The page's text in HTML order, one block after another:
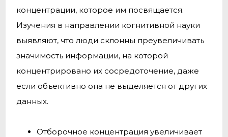
концентрации, которое им посвящается.
Изучения в направлении когнитивной науки
выявляют, что люди склонны преувеличивать
значимость информации, на которой
концентрировано их сосредоточение, даже
если объективно она не выделяется от других
данных.
Отборочное концентрация увеличивает